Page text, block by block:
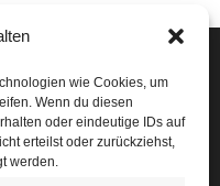
wie Cookies, um
Wenn du diesen
oder eindeutige IDs auf
erteilst oder zurückziehst,
werden.